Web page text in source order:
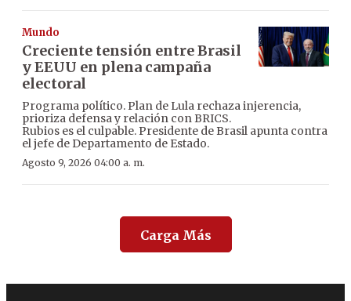
Mundo
Creciente tensión entre Brasil
y EEUU en plena campaña
electoral
Programa político. Plan de Lula rechaza injerencia,
prioriza defensa y relación con BRICS.
Rubios es el culpable. Presidente de Brasil apunta contra
el jefe de Departamento de Estado.
Agosto 9, 2026 04:00 a. m.
Carga Más